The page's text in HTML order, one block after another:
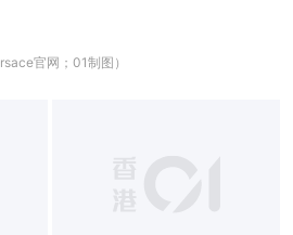
官网；01制图）